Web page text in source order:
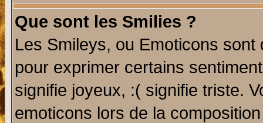
Que sont les Smilies ?
Les Smileys, ou Emoticons
pour exprimer certains
signifie joyeux, :( signifie triste.
emoticons lors de la